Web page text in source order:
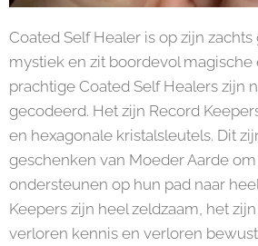
Coated Self Healer is op zijn
mystiek en zit boordevol magische
prachtige Coated Self Healers zijn
gecodeerd. Het zijn Record
en hexagonale kristalsleutels. Dit
geschenken van Moeder Aarde
ondersteunen op hun pad naar
Keepers zijn heel zeldzaam, het
verloren kennis en verloren